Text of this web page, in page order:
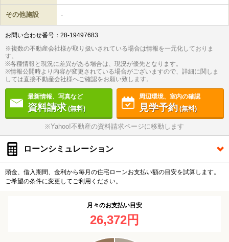
その他施設 -
お問い合わせ番号：28-19497683
※複数の不動産会社様が取り扱いされている場合は情報を一元化しておりま
す。
※各種情報と現況に差異がある場合は、現況が優先となります。
※情報公開時より内容が変更されている場合がございますので、詳細に関しま
しては直接不動産会社様へご確認をお願い致します。
最新情報、写真など
資料請求 (無料)
周辺環境、室内の確認
見学予約 (無料)
※Yahoo!不動産の資料請求ページに移動します
ローンシミュレーション
頭金、借入期間、金利から毎月の住宅ローンお支払い額の目安を試算します。
ご希望の条件に変更してご利用ください。
月々のお支払い目安
26,372円